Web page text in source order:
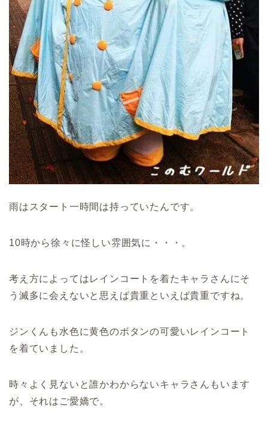
雨はスタート一時間は持っていたんです。
10時から徐々に怪しい雰囲気に・・・。
考え方によってはレインコートを着たキャラさんにそ
う滅多に会えないと思えば貴重といえば貴重ですね。
ジンくんも水色に黄色のボタンの可愛いレインコート
を着ていました。
時々よく見ないと誰かわからないキャラさんもいます
が、それはご愛嬌で。